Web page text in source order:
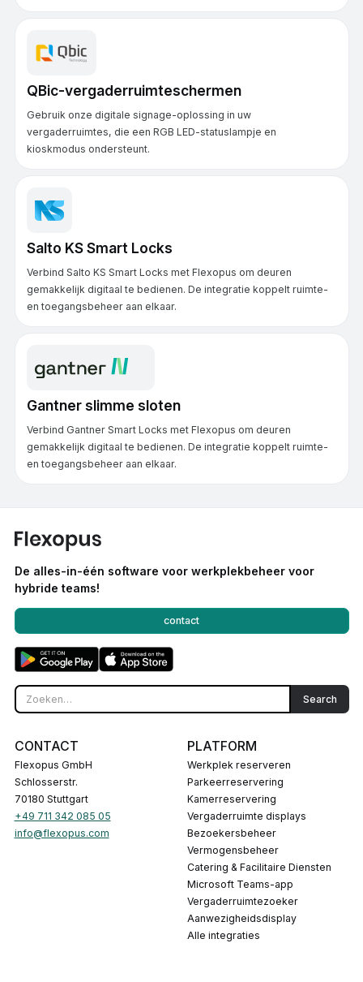
QBic-vergaderruimteschermen
Gebruik onze digitale signage-oplossing in uw
vergaderruimtes, die een RGB LED-statuslampje en
kioskmodus ondersteunt.
Salto KS Smart Locks
Verbind Salto KS Smart Locks met Flexopus om deuren
gemakkelijk digitaal te bedienen. De integratie koppelt ruimte-
en toegangsbeheer aan elkaar.
Gantner slimme sloten
Verbind Gantner Smart Locks met Flexopus om deuren
gemakkelijk digitaal te bedienen. De integratie koppelt ruimte-
en toegangsbeheer aan elkaar.
De alles-in-één software voor werkplekbeheer voor
hybride teams!
contact
CONTACT
Flexopus GmbH
Schlosserstr.
70180 Stuttgart
+49 711 342 085 05
info@flexopus.com
PLATFORM
Werkplek reserveren
Parkeerreservering
Kamerreservering
Vergaderruimte displays
Bezoekersbeheer
Vermogensbeheer
Catering & Facilitaire Diensten
Microsoft Teams-app
Vergaderruimtezoeker
Aanwezigheidsdisplay
Alle integraties